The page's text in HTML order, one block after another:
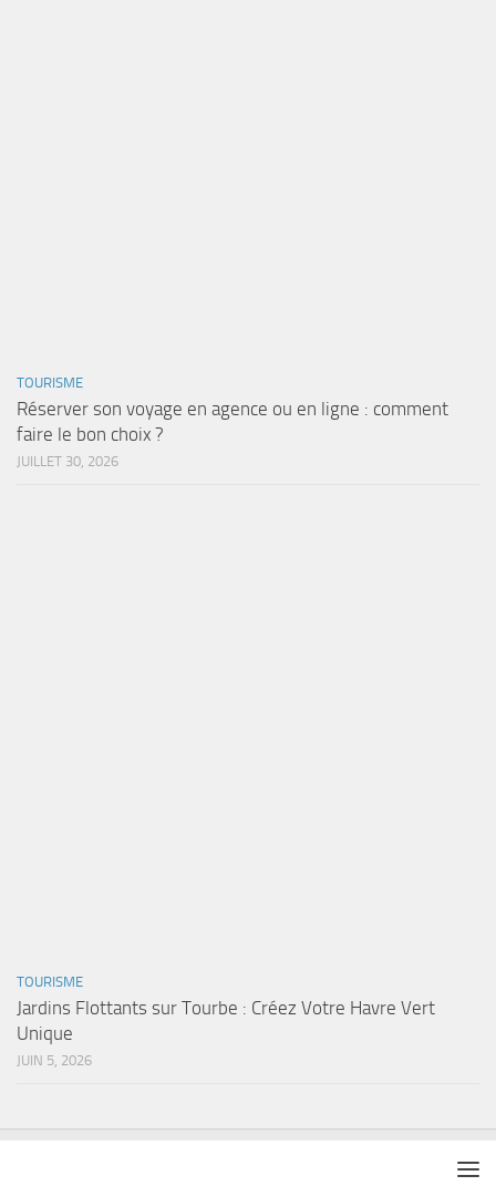
TOURISME
Réserver son voyage en agence ou en ligne : comment
faire le bon choix ?
JUILLET 30, 2026
TOURISME
Jardins Flottants sur Tourbe : Créez Votre Havre Vert
Unique
JUIN 5, 2026